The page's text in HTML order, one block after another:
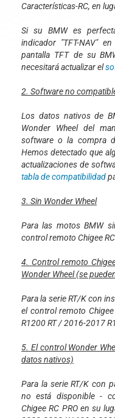
Características-RC, en
Si su BMW es
indicador "TFT-NAV"
pantalla TFT de su
necesitará actualizar el
2. Software no
Los datos nativos de
Wonder Wheel del
software o la compra
Hemos detectado que
actualizaciones de
tabla de compatibilidad
3. Sin Wonder Wheel
Para las motos BMW
control remoto Chigee RC
4. Control remoto
Wonder Wheel (se
Para la serie RT/K con
el control remoto
R1200 RT / 2016-2017
5. El control Wonder
datos nativos)
Para la serie RT/K con
no está disponible -
Chigee RC PRO en su